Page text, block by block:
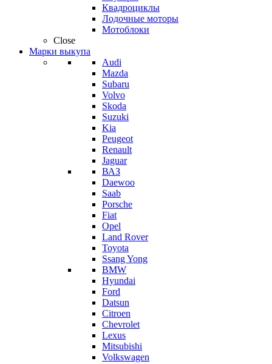
Квадроциклы
Лодочные моторы
Мотоблоки
Close
Марки выкупа
Audi
Mazda
Subaru
Volvo
Skoda
Suzuki
Kia
Peugeot
Renault
Jaguar
ВАЗ
Daewoo
Saab
Porsche
Fiat
Opel
Land Rover
Toyota
Ssang Yong
BMW
Hyundai
Ford
Datsun
Citroen
Chevrolet
Lexus
Mitsubishi
Volkswagen